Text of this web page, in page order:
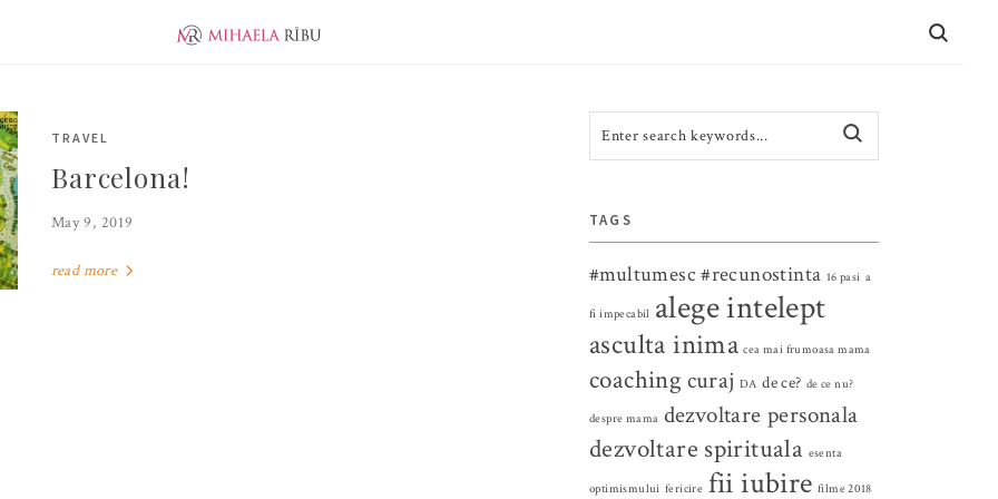
EVOLUTION JUNIOR PUBLISHER
TRAVEL
Barcelona!
May 9, 2019
read more
TAGS
#multumesc #recunostinta 16 pasi a
fi impecabil alege intelept
asculta inima cea mai frumoasa mama
coaching curaj DA de ce? de ce nu?
despre mama dezvoltare personala
dezvoltare spirituala esenta
optimismului fericire fii iubire filme 2018